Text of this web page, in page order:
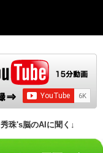
珠's脳のAIに聞く↓